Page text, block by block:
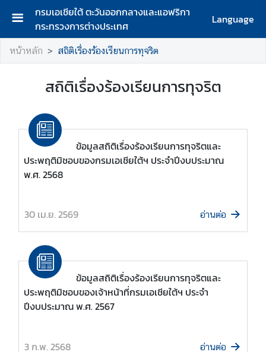
กรมเอเชียใต้ ตะวันออกกลางและแอฟริกา
กระทรวงการต่างประเทศ
Language
ห
น้
ก
ม
เ
ชี
ย
ใ
ต้
ต
ะ
วั
อ
หน้าหลัก สถิติเรื่องร้องเรียนการทุจริต
สถิติเรื่องร้องเรียนการทุจริต
ข้อมูลสถิติเรื่องร้องเรียนการทุจริตและ
ประพฤติมิชอบของกรมเอเชียใต้ฯ ประจำปีงบประมาณ
พ.ศ. 2568
30 เม.ย. 2569 อ่านต่อ
ข้อมูลสถิติเรื่องร้องเรียนการทุจริตและ
ประพฤติมิชอบของเจ้าหน้าที่กรมเอเชียใต้ฯ ประจำ
ปีงบประมาณ พ.ศ. 2567
3 ก.พ. 2568 อ่านต่อ